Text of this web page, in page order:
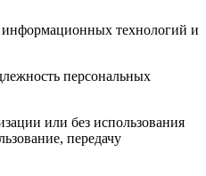
технологий и
персональных
или без использования
передачу